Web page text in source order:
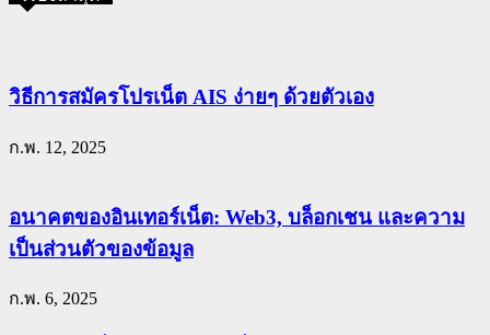
วิธีการสมัครโปรเน็ต AIS ง่ายๆ ด้วยตัวเอง
ก.พ. 12, 2025
อนาคตของอินเทอร์เน็ต: Web3, บล็อกเชน และความ
เป็นส่วนตัวของข้อมูล
ก.พ. 6, 2025